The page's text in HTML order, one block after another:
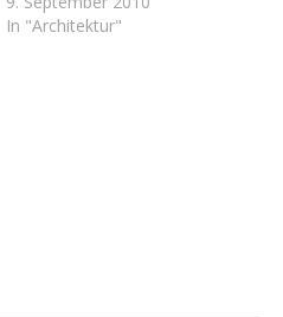
In "Architektur"